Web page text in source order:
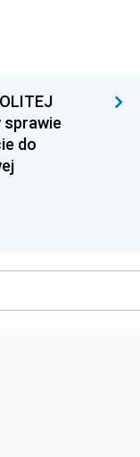
sprawie
do